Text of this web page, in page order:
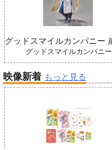
グッドスマイルカンパニー
映像新着 もっと見る